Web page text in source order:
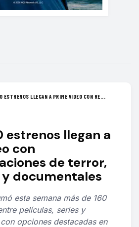
ESTRENOS LLEGAN A PRIME VIDEO CON RE...
estrenos llegan a
con
de terror,
documentales
esta semana más de 160
películas, series y
opciones destacadas en